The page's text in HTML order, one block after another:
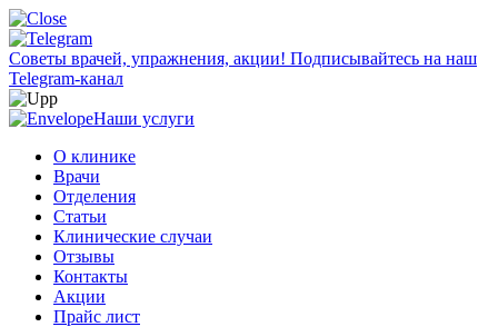
Советы врачей, упражнения, акции! Подписывайтесь на наш
Telegram-канал
Наши услуги
О клинике
Врачи
Отделения
Статьи
Клинические случаи
Отзывы
Контакты
Акции
Прайс лист